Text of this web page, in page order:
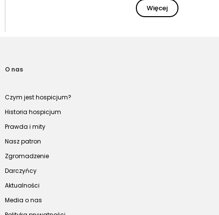
Więcej
O nas
Czym jest hospicjum?
Historia hospicjum
Prawda i mity
Nasz patron
Zgromadzenie
Darczyńcy
Aktualności
Media o nas